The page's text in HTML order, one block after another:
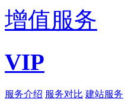
增值服务
VIP
服务介绍 服务对比 建站服务